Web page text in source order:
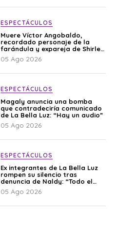
ESPECTÁCULOS
Muere Víctor Angobaldo,
recordado personaje de la
farándula y expareja de Shirley
Cherres
05 Ago 2026
ESPECTÁCULOS
Magaly anuncia una bomba
que contradeciría comunicado
de La Bella Luz: “Hay un audio”
05 Ago 2026
ESPECTÁCULOS
Ex integrantes de La Bella Luz
rompen su silencio tras
denuncia de Naldy: “Todo el
mundo lo sabía”
05 Ago 2026